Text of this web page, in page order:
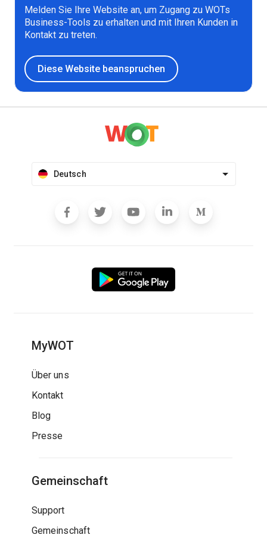
Melden Sie Ihre Website an, um Zugang zu WOTs
Business-Tools zu erhalten und mit Ihren Kunden in
Kontakt zu treten.
Diese Website beanspruchen
Deutsch
MyWOT
Über uns
Kontakt
Blog
Presse
Gemeinschaft
Support
Gemeinschaft